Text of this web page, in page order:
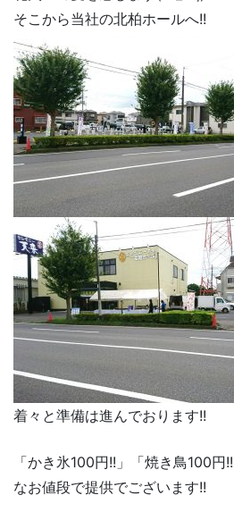
そこから当社の北柏ホールへ!!
着々と準備は進んでおります!!
「かき氷100円!!」「焼き鳥100
なお値段で提供でございます!!